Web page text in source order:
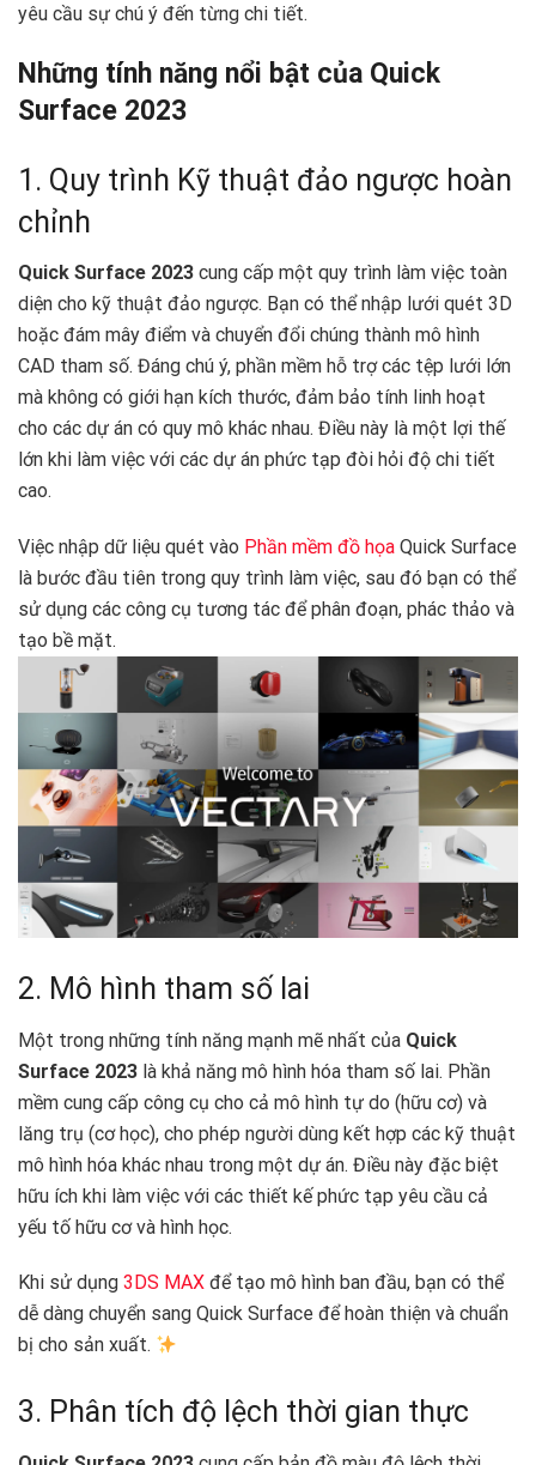
yêu cầu sự chú ý đến từng chi tiết.
Những tính năng nổi bật của Quick
Surface 2023
1. Quy trình Kỹ thuật đảo ngược hoàn
chỉnh
Quick Surface 2023 cung cấp một quy trình làm việc toàn
diện cho kỹ thuật đảo ngược. Bạn có thể nhập lưới quét 3D
hoặc đám mây điểm và chuyển đổi chúng thành mô hình
CAD tham số. Đáng chú ý, phần mềm hỗ trợ các tệp lưới lớn
mà không có giới hạn kích thước, đảm bảo tính linh hoạt
cho các dự án có quy mô khác nhau. Điều này là một lợi thế
lớn khi làm việc với các dự án phức tạp đòi hỏi độ chi tiết
cao.
Việc nhập dữ liệu quét vào Phần mềm đồ họa Quick Surface
là bước đầu tiên trong quy trình làm việc, sau đó bạn có thể
sử dụng các công cụ tương tác để phân đoạn, phác thảo và
tạo bề mặt.
2. Mô hình tham số lai
Một trong những tính năng mạnh mẽ nhất của Quick
Surface 2023 là khả năng mô hình hóa tham số lai. Phần
mềm cung cấp công cụ cho cả mô hình tự do (hữu cơ) và
lăng trụ (cơ học), cho phép người dùng kết hợp các kỹ thuật
mô hình hóa khác nhau trong một dự án. Điều này đặc biệt
hữu ích khi làm việc với các thiết kế phức tạp yêu cầu cả
yếu tố hữu cơ và hình học.
Khi sử dụng 3DS MAX để tạo mô hình ban đầu, bạn có thể
dễ dàng chuyển sang Quick Surface để hoàn thiện và chuẩn
bị cho sản xuất.
3. Phân tích độ lệch thời gian thực